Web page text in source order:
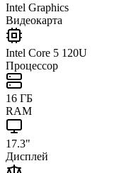
Intel Graphics
Видеокарта
Intel Core 5 120U
Процессор
16 ГБ
RAM
17.3"
Дисплей